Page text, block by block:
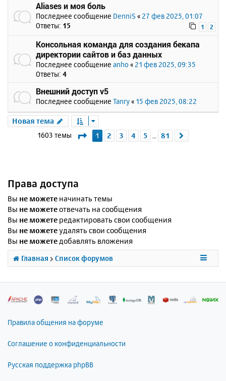
Aliases и моя боль
Последнее сообщение DenniS « 27 фев 2025, 01:07
Ответы: 15 1 2
Консольная команда для создания бекапа
директории сайтов и баз данных
Последнее сообщение anho « 21 фев 2025, 09:35
Ответы: 4
Внешний доступ v5
Последнее сообщение Tanry « 15 фев 2025, 08:22
Новая тема
1603 темы Страница1 из 81
1 2 3 4 5 … 81
Права доступа
Вы не можете начинать темы
Вы не можетеотвечать на сообщения
Вы не можете редактировать свои сообщения
Вы не можетеудалять свои сообщения
Вы не можетедобавлять вложения
Главная Список форумов
Правила общения на форуме
Соглашение о конфиденциальности
Русская поддержка phpBB